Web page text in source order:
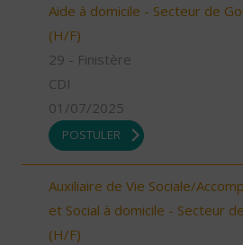
Aide à domicile - Secteur de
(H/F)
29 - Finistère
CDI
01/07/2025
POSTULER
Auxiliaire de Vie Sociale/
et Social à domicile - Secteur
(H/F)